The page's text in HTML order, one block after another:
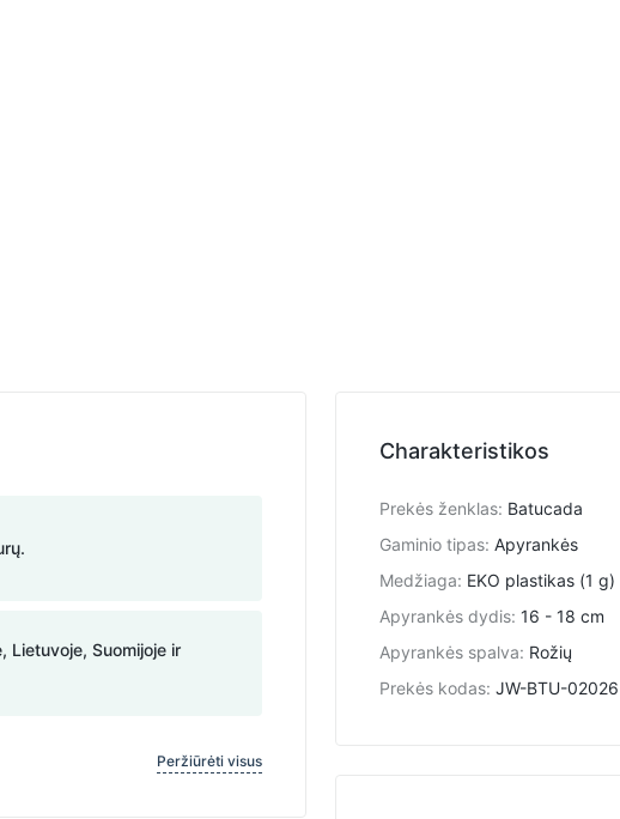
Charakteristikos
Prekės ženklas: Batucada
Gaminio tipas: Apyrankės
Medžiaga: EKO plastikas (1 g)
Apyrankės dydis: 16 - 18 cm
Apyrankės spalva: Rožių
Prekės kodas: JW-BTU-02026
Lietuvoje, Suomijoje ir
Peržiūrėti visus